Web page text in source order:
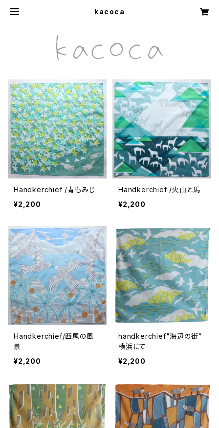
kacoca
Handkerchief /青もみじ
¥2,200
Handkerchief /火山と馬
¥2,200
Handkerchief/西尾の風
景
¥2,200
handkerchief"海辺の街”
横浜にて
¥2,200